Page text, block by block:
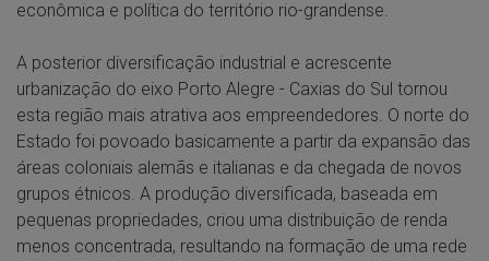
econômica e política do território rio-grandense.
A posterior diversificação industrial e acrescente
urbanização do eixo Porto Alegre - Caxias do Sul tornou
esta região mais atrativa aos empreendedores. O norte do
Estado foi povoado basicamente a partir da expansão das
áreas coloniais alemãs e italianas e da chegada de novos
grupos étnicos. A produção diversificada, baseada em
pequenas propriedades, criou uma distribuição de renda
menos concentrada, resultando na formação de uma rede